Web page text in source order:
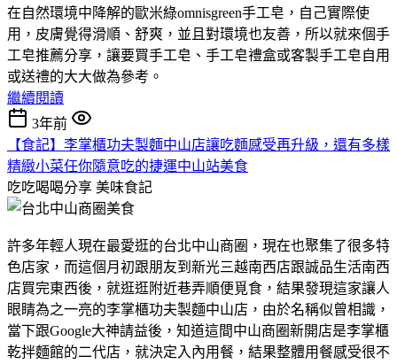
在自然環境中降解的歐米綠omnisgreen手工皂，自己實際使
用，皮膚覺得滑順、舒爽，並且對環境也友善，所以就來個手
工皂推薦分享，讓要買手工皂、手工皂禮盒或客製手工皂自用
或送禮的大大做為參考。
繼續閱讀
3年前
【食記】李掌櫃功夫製麵中山店讓吃麵感受再升級，還有多樣
精緻小菜任你隨意吃的捷運中山站美食
吃吃喝喝分享 美味食記
許多年輕人現在最愛逛的台北中山商圈，現在也聚集了很多特
色店家，而這個月初跟朋友到新光三越南西店跟誠品生活南西
店買完東西後，就逛逛附近巷弄順便覓食，結果發現這家讓人
眼睛為之一亮的李掌櫃功夫製麵中山店，由於名稱似曾相識，
當下跟Google大神請益後，知道這間中山商圈新開店是李掌櫃
乾拌麵館的二代店，就決定入內用餐，結果整體用餐感受很不